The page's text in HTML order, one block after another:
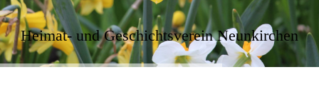
Heimat- und Geschichtsverein Neunkirchen